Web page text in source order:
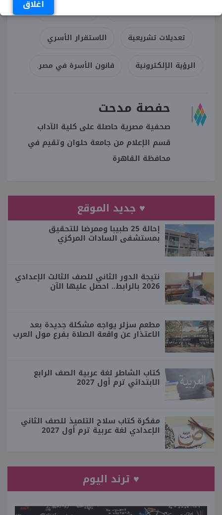
اغلاقمحكمة الأسرة
تعديلات تشريعية الاستقرار الأسري
الرؤية الإلكترونية قانون الأسرة في مصر.
حفصة مدحت
صحفية مصرية حاصلة على كلية الآداب
قسم الإعلام من جامعة حلوان وتقيم في
محافظة القاهرة
♥ جديد الموقع
إحالة 25 طبيبا وممرضا للتحقيق
بمستشفى السادات المركزي
نتيجة الدور الثاني للصف الثالث الإعدادي
2026 بالرابط.. احصل عليها الآن
مطعم سزلر يواجه مشكلة جديدة بعد
الاعتذار عن واقعة الصلاة بفرع مول العرب
كتاب الشاطر لغة عربية الصف الرابع
الابتدائي ترم أول 2027
مفكرة كتاب سلاح التلميذ للصف الثاني
الإعدادي لغة عربية ترم أول 2027
♥ ترند اليوم